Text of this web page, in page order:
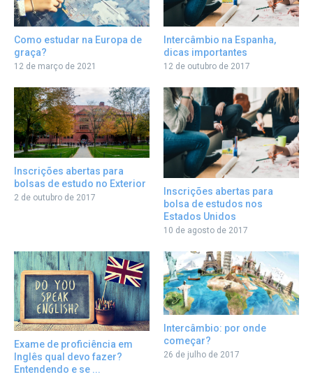
Como estudar na Europa de
graça?
12 de março de 2021
Intercâmbio na Espanha,
dicas importantes
12 de outubro de 2017
Inscrições abertas para
bolsas de estudo no Exterior
2 de outubro de 2017
Inscrições abertas para
bolsa de estudos nos
Estados Unidos
10 de agosto de 2017
Exame de proficiência em
Inglês qual devo fazer?
Entendendo e se ...
Intercâmbio: por onde
começar?
26 de julho de 2017